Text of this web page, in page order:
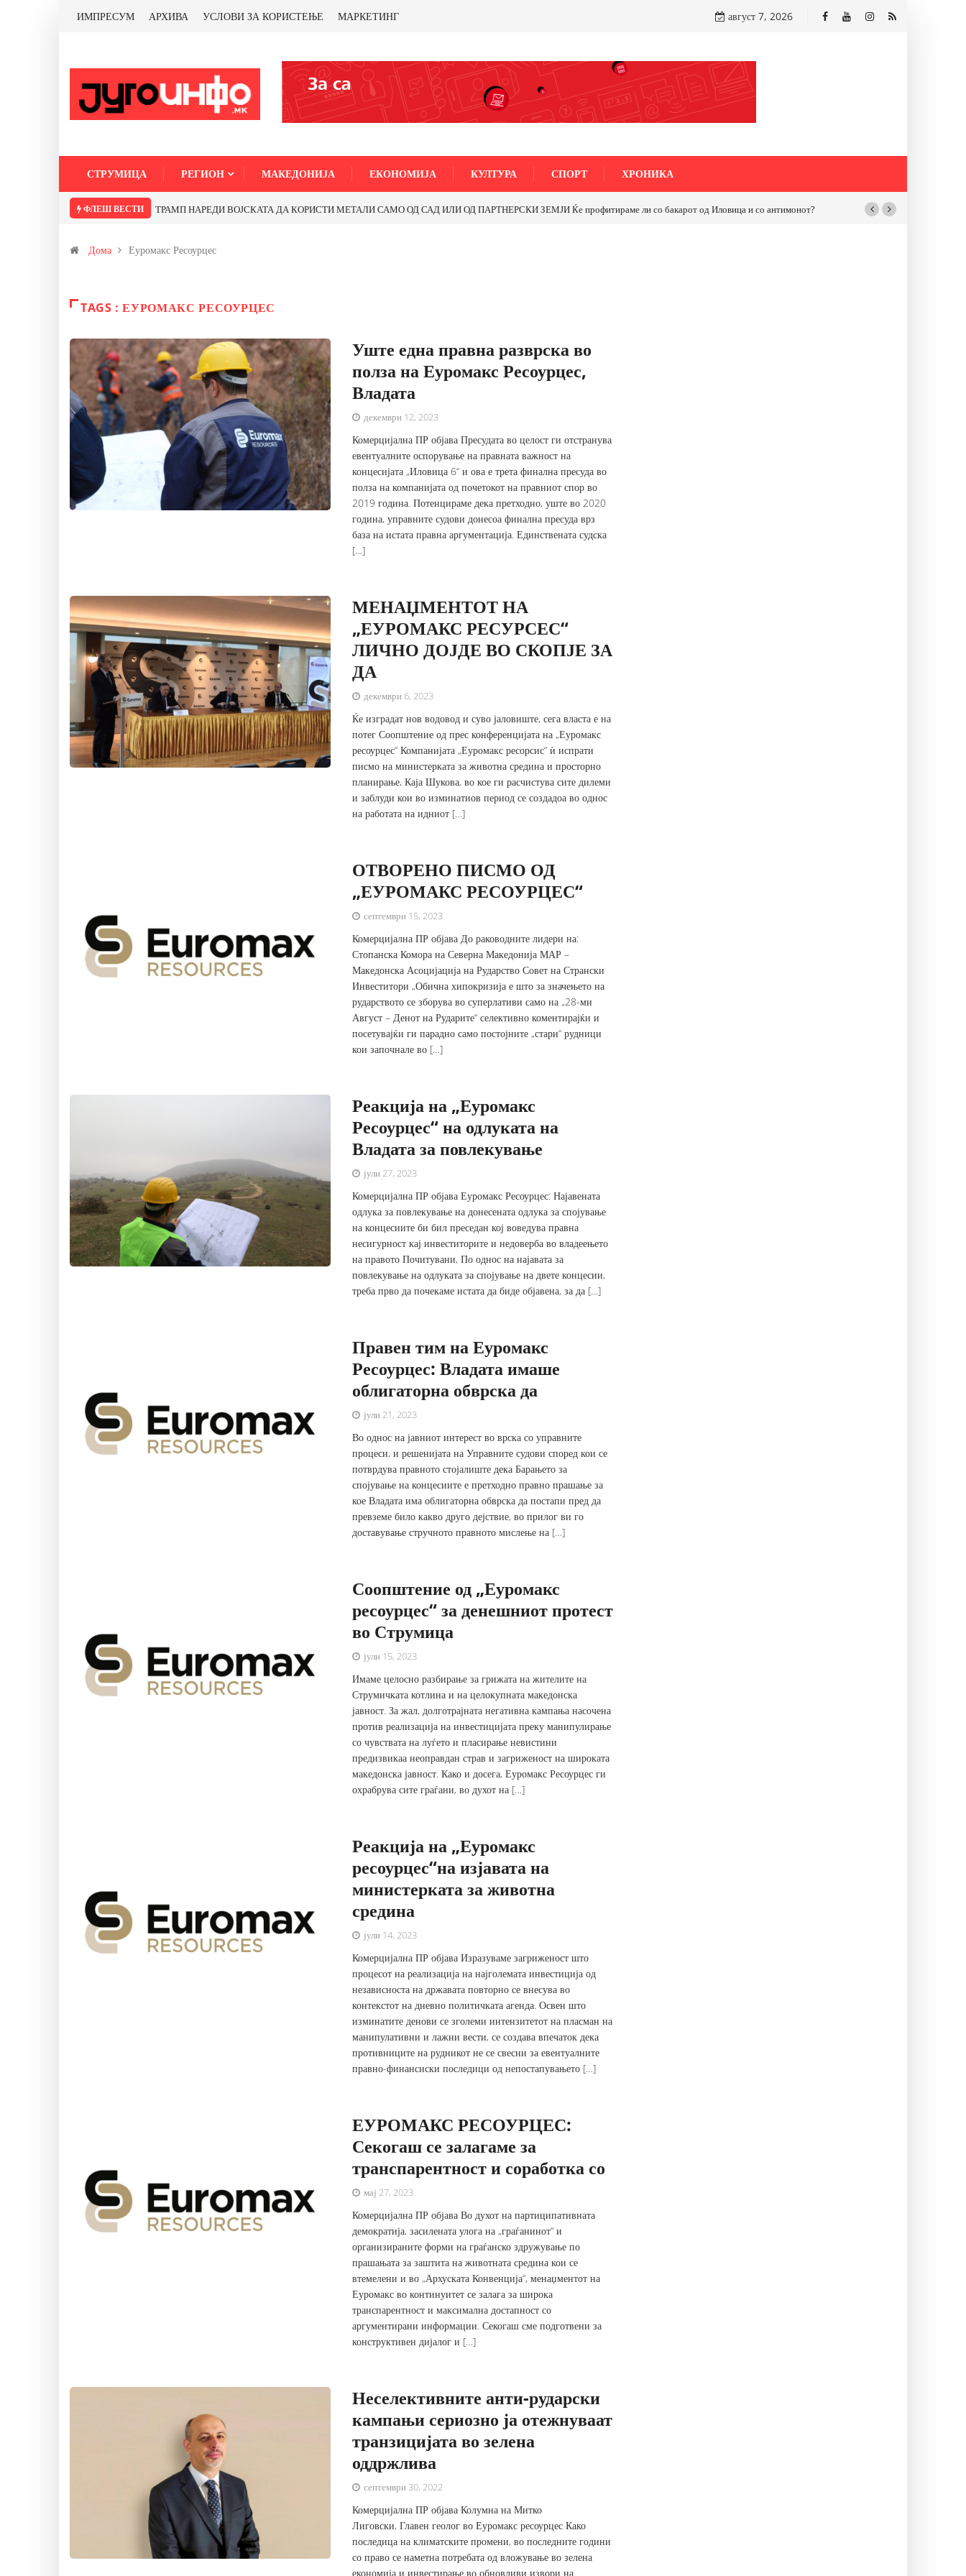
ИМПРЕСУМ АРХИВА УСЛОВИ ЗА КОРИСТЕЊЕ МАРКЕТИНГ август 7, 2026
СТРУМИЦА РЕГИОН МАКЕДОНИЈА ЕКОНОМИЈА КУЛТУРА СПОРТ ХРОНИКА
ФЛЕШ ВЕСТИ Почнува реконструкцијата на улицата „5-ти Ноември“ во Струмица
Дома Еуромакс Ресоурцес
TAGS : ЕУРОМАКС РЕСОУРЦЕС
Уште една правна разврска во
полза на Еуромакс Ресоурцес,
Владата
декември 12, 2023
Комерцијална ПР објава Пресудата во целост ги отстранува
евентуалните оспорување на правната важност на
концесијата „Иловица 6“ и ова е трета финална пресуда во
полза на компанијата од почетокот на правниот спор во
2019 година. Потенцираме дека претходно, уште во 2020
година, управните судови донесоа финална пресуда врз
база на истата правна аргументација. Единствената судска
[…]
МЕНАЏМЕНТОТ НА
„ЕУРОМАКС РЕСУРСЕС“
ЛИЧНО ДОЈДЕ ВО СКОПЈЕ ЗА
ДА
декември 6, 2023
Ќе изградат нов водовод и суво јаловиште, сега власта е на
потег Соопштение од прес конференцијата на „Еуромакс
ресоурцес“ Компанијата „Еуромакс ресорсис“ ѝ испрати
писмо на министерката за животна средина и просторно
планирање, Каја Шукова, во кое ги расчистува сите дилеми
и заблуди кои во изминатиов период се создадоа во однос
на работата на идниот […]
ОТВОРЕНО ПИСМО ОД
„ЕУРОМАКС РЕСОУРЦЕС“
септември 15, 2023
Комерцијална ПР објава До раководните лидери на:
Стопанска Комора на Северна Македонија МАР –
Македонска Асоцијација на Рударство Совет на Странски
Инвеститори „Обична хипокризија е што за значењето на
рударството се зборува во суперлативи само на „28-ми
Август – Денот на Рударите“ селективно коментирајќи и
посетувајќи ги парадно само постојните „стари“ рудници
кои започнале во […]
Реакција на „Еуромакс
Ресоурцес“ на одлуката на
Владата за повлекување
јули 27, 2023
Комерцијална ПР објава Еуромакс Ресоурцес: Најавената
одлука за повлекување на донесената одлука за спојување
на концесиите би бил преседан кој воведува правна
несигурност кај инвеститорите и недоверба во владеењето
на правото Почитувани, По однос на најавата за
повлекување на одлуката за спојување на двете концесии,
треба прво да почекаме истата да биде објавена, за да […]
Правен тим на Еуромакс
Ресоурцес: Владата имаше
облигаторна обврска да
јули 21, 2023
Во однос на јавниот интерест во врска со управните
процеси, и решенијата на Управните судови според кои се
потврдува правното стојалиште дека Барањето за
спојување на концесиите е претходно правно прашање за
кое Владата има облигаторна обврска да постапи пред да
превземе било какво друго дејствие, во прилог ви го
доставување стручното правното мислење на […]
Соопштение од „Еуромакс
ресоурцес“ за денешниот протест
во Струмица
јули 15, 2023
Имаме целосно разбирање за грижата на жителите на
Струмичката котлина и на целокупната македонска
јавност. За жал, долготрајната негативна кампања насочена
против реализација на инвестицијата преку манипулирање
со чувствата на луѓето и пласирање невистини
предизвикаа неоправдан страв и загриженост на широката
македонска јавност. Како и досега, Еуромакс Ресоурцес ги
охрабрува сите граѓани, во духот на […]
Реакција на „Еуромакс
ресоурцес“на изјавата на
министерката за животна
средина
јули 14, 2023
Комерцијална ПР објава Изразуваме загриженост што
процесот на реализација на најголемата инвестиција од
независноста на државата повторно се внесува во
контекстот на дневно политичката агенда. Освен што
изминатите денови се зголеми интензитетот на пласман на
манипулативни и лажни вести, се создава впечаток дека
противниците на рудникот не се свесни за евентуалните
правно-финансиски последици од непостапувањето […]
ЕУРОМАКС РЕСОУРЦЕС:
Секогаш се залагаме за
транспарентност и соработка со
мај 27, 2023
Комерцијална ПР објава Во духот на партиципативната
демократија, засилената улога на „граѓанинот“ и
организираните форми на граѓанско здружување по
прашањата за заштита на животната средина кои се
втемелени и во „Архуската Конвенција“, менаџментот на
Еуромакс во континуитет се залага за широка
транспарентност и максимална достапност со
аргументирани информации. Секогаш сме подготвени за
конструктивен дијалог и […]
Неселективните анти-рударски
кампањи сериозно ја отежнуваат
транзицијата во зелена
оддржлива
септември 30, 2022
Комерцијална ПР објава Колумна на Митко
Лиговски, Главен геолог во Еуромакс ресоурцес Како
последица на климатските промени, во последните години
со право се наметна потребата од вложување во зелена
економија и инвестирање во обновливи извори на